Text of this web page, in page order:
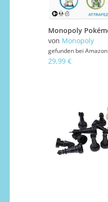
von Monopoly
gefunden bei Amazon
29,99 €